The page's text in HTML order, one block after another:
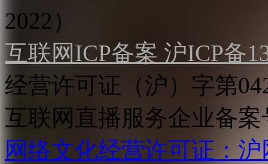
2022）
互联网ICP备案 沪ICP备
经营许可证（沪）字第
互联网直播服务企业备案
网络文化经营许可证：